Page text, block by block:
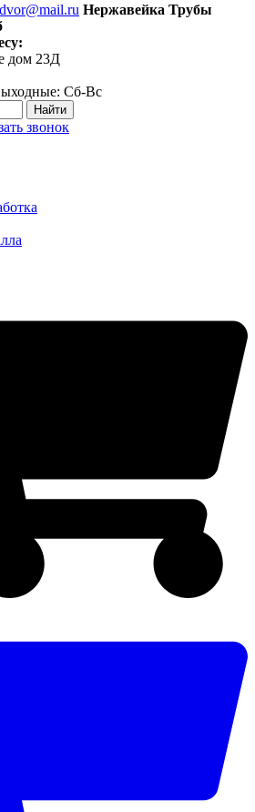
Нержавейка Трубы
дом 23Д
Сб-Вс
звонок